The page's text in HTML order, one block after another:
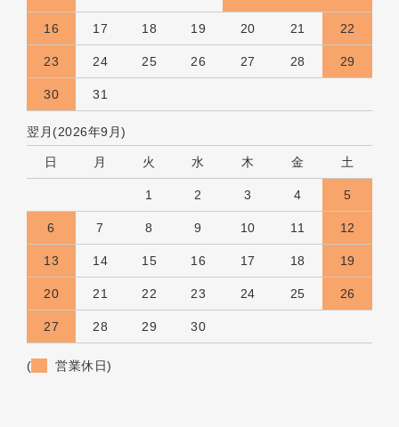
16 17 18 19 20 21 22
23 24 25 26 27 28 29
30 31
翌月(2026年9月)
日 月 火 水 木 金 土
1 2 3 4 5
6 7 8 9 10 11 12
13 14 15 16 17 18 19
20 21 22 23 24 25 26
27 28 29 30
( 営業休日)